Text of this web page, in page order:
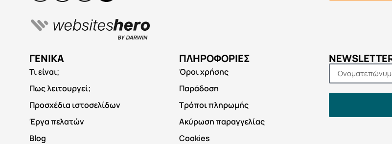
ΓΕΝΙΚΆ
Τι είναι;
Πως λειτουργεί;
Προσχέδια ιστοσελίδων
Έργα πελατών
Blog
ΠΛΗΡΟΦΟΡΊΕΣ
Όροι χρήσης
Παράδοση
Τρόποι πληρωμής
Ακύρωση παραγγελίας
Cookies